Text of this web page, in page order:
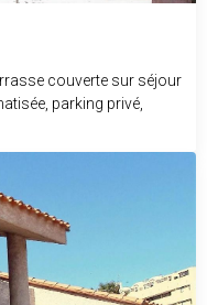
couverte sur séjour
parking privé,